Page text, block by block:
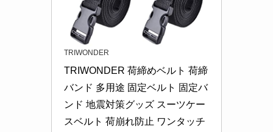
TRIWONDER
TRIWONDER 荷締めベルト 荷締
バンド 多用途 固定ベルト 固定バ
ンド 地震対策グッズ スーツケー
スベルト 荷崩れ防止 ワンタッチ